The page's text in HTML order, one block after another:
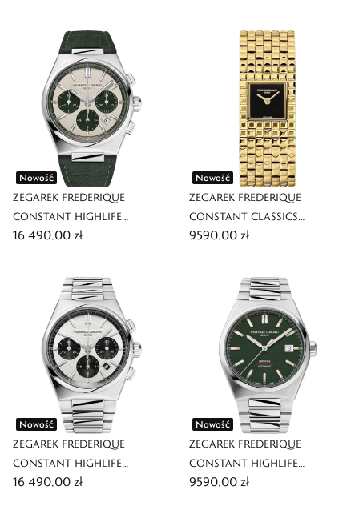
Nowość
ZEGAREK FREDERIQUE
CONSTANT HIGHLIFE
CHRONOGRAPH AUTOMATIC
16 490,00 zł
Nowość
ZEGAREK FREDERIQUE
CONSTANT CLASSICS
MANCHETTE
9590,00 zł
Nowość
ZEGAREK FREDERIQUE
CONSTANT HIGHLIFE
CHRONOGRAPH AUTOMATIC
16 490,00 zł
Nowość
ZEGAREK FREDERIQUE
CONSTANT HIGHLIFE
AUTOMATIC COSC
9590,00 zł